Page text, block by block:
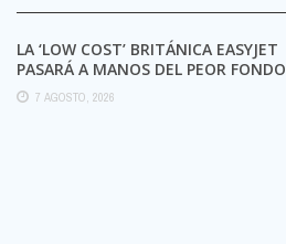
LA ‘LOW COST’ BRITÁNICA EASYJET
PASARÁ A MANOS DEL PEOR FONDO
POSIBLE:
7 AGOSTO, 2026